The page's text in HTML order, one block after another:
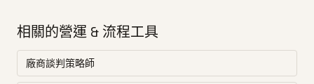
相關的營運 & 流程工具
廠商談判策略師